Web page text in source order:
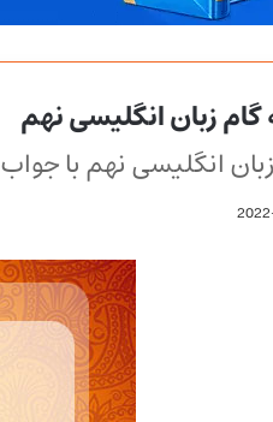
گام زبان انگلیسی نهم
انگلیسی نهم با جواب